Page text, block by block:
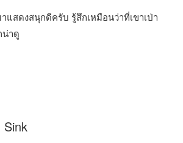
แสดงสนุกดีครับ รู้สึกเหมือนว่าที่เขาเป่า
น่าดู